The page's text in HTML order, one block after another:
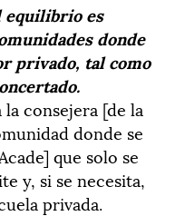
equilibrio es
donde
privado, tal como
consejera [de la
donde se
que solo se
y, si se necesita,
privada.